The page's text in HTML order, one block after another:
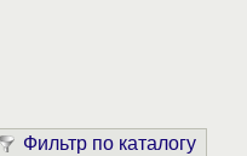
Фильтр по каталогу